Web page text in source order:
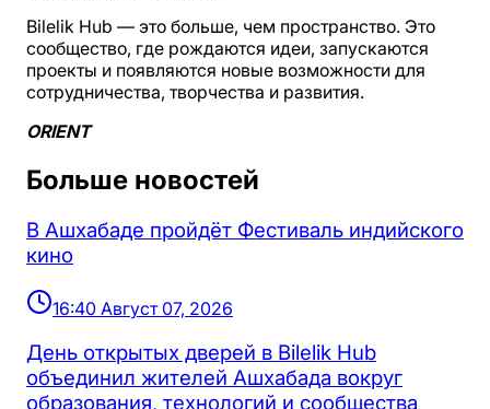
Bilelik Hub — это больше, чем пространство. Это
сообщество, где рождаются идеи, запускаются
проекты и появляются новые возможности для
сотрудничества, творчества и развития.
ORIENT
Больше новостей
В Ашхабаде пройдёт Фестиваль индийского
кино
16:40 Август 07, 2026
День открытых дверей в Bilelik Hub
объединил жителей Ашхабада вокруг
образования, технологий и сообщества